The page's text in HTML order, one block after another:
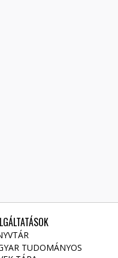
TUDOMÁNYOS